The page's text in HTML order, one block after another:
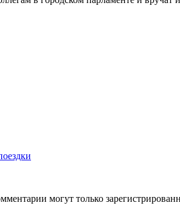
могут только